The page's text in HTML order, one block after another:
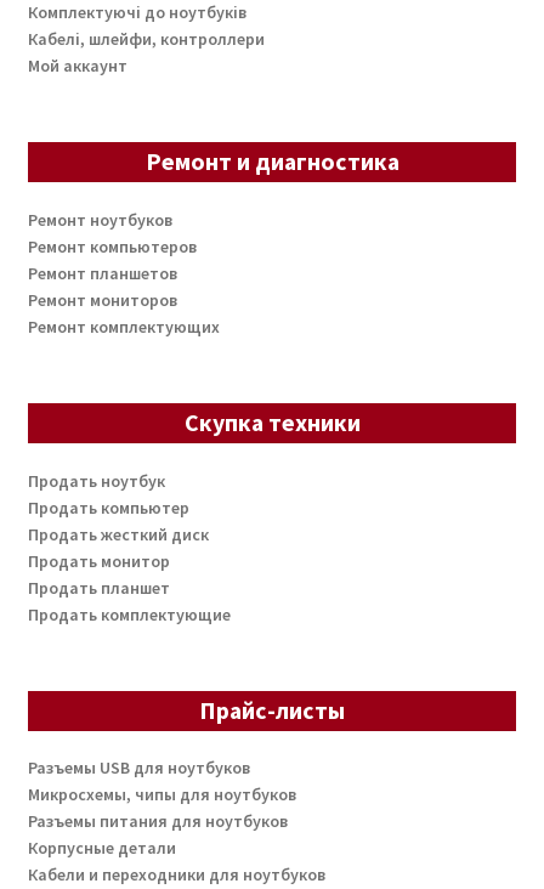
Комплектуючі до ноутбуків
Кабелі, шлейфи, контроллери
Мой аккаунт
Ремонт и диагностика
Ремонт ноутбуков
Ремонт компьютеров
Ремонт планшетов
Ремонт мониторов
Ремонт комплектующих
Скупка техники
Продать ноутбук
Продать компьютер
Продать жесткий диск
Продать монитор
Продать планшет
Продать комплектующие
Прайс-листы
Разъемы USB для ноутбуков
Микросхемы, чипы для ноутбуков
Разъемы питания для ноутбуков
Корпусные детали
Кабели и переходники для ноутбуков